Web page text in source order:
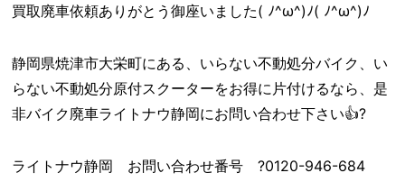
買取廃車依頼ありがとう御座いました( ﾉ^ω^)ﾉ( ﾉ^ω^)ﾉ
静岡県焼津市大栄町にある、いらない不動処分バイク、い
らない不動処分原付スクーターをお得に片付けるなら、是
非バイク廃車ライトナウ静岡にお問い合わせ下さい👍?
ライトナウ静岡 お問い合わせ番号 ?0120-946-684